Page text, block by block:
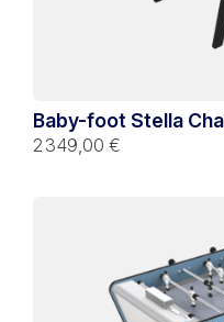
Baby-foot Stella
2 349,00 €